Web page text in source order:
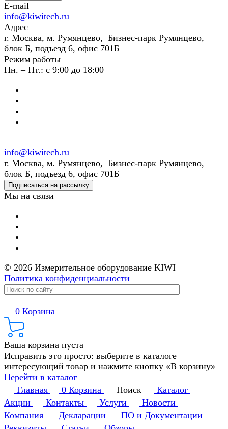
E-mail
info@kiwitech.ru
Адрес
г. Москва, м. Румянцево, Бизнес-парк Румянцево,
блок Б, подъезд 6, офис 701Б
Режим работы
Пн. – Пт.: с 9:00 до 18:00
info@kiwitech.ru
г. Москва, м. Румянцево, Бизнес-парк Румянцево,
блок Б, подъезд 6, офис 701Б
Подписаться на рассылку
Мы на связи
© 2026 Измерительное оборудование KIWI
Политика конфиденциальности
0 Корзина
Ваша корзина пуста
Исправить это просто: выберите в каталоге
интересующий товар и нажмите кнопку «В корзину»
Перейти в каталог
Главная
0 Корзина Поиск
Каталог
Акции
Контакты Услуги
Новости
Компания
Декларации
ПО и Документации